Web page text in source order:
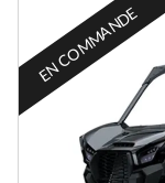
EN COMMANDE